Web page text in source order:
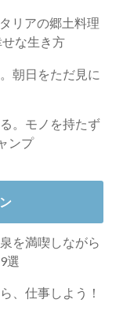
リアの郷土料理
な生き方
朝日をただ見に
。モノを持たず
ンプ
を満喫しながら
選
、仕事しよう！